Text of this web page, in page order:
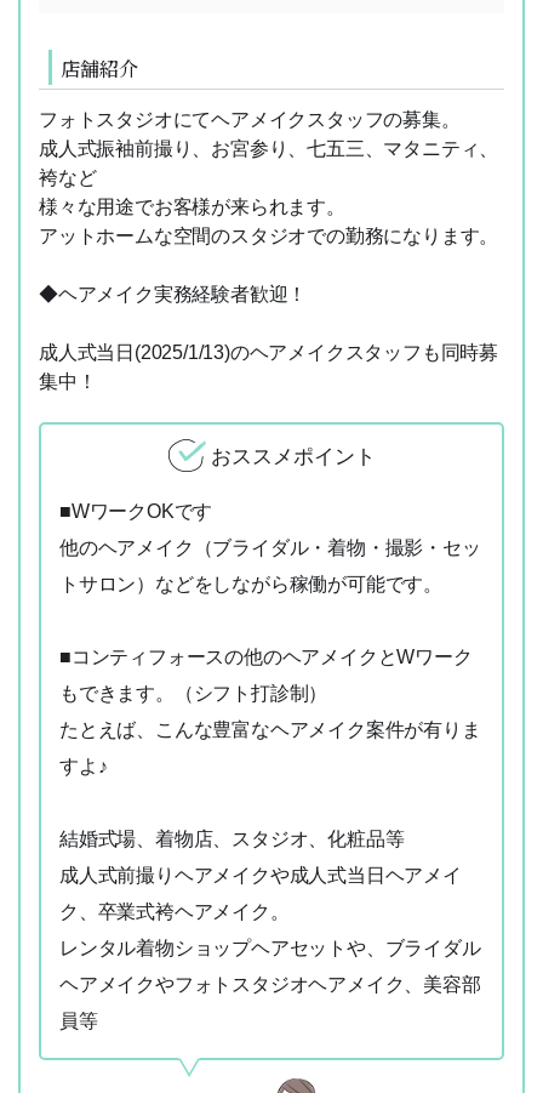
店舗紹介
フォトスタジオにてヘアメイクスタッフの募集。
成人式振袖前撮り、お宮参り、七五三、マタニティ、
袴など
様々な用途でお客様が来られます。
アットホームな空間のスタジオでの勤務になります。
◆ヘアメイク実務経験者歓迎！
成人式当日(2025/1/13)のヘアメイクスタッフも同時募
集中！
おススメポイント
■WワークOKです
他のヘアメイク（ブライダル・着物・撮影・セッ
トサロン）などをしながら稼働が可能です。
■コンティフォースの他のヘアメイクとWワーク
もできます。（シフト打診制）
たとえば、こんな豊富なヘアメイク案件が有りま
すよ♪
結婚式場、着物店、スタジオ、化粧品等
成人式前撮りヘアメイクや成人式当日ヘアメイ
ク、卒業式袴ヘアメイク。
レンタル着物ショップヘアセットや、ブライダル
ヘアメイクやフォトスタジオヘアメイク、美容部
員等